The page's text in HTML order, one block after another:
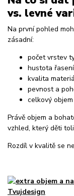
vs. levné
Na první pohled
zásadní:
počet vrstev
hustota řasení
kvalita
pevnost a
celkový objem
Právě objem a
vzhled, který děti
Rozdíl v kvalitě se